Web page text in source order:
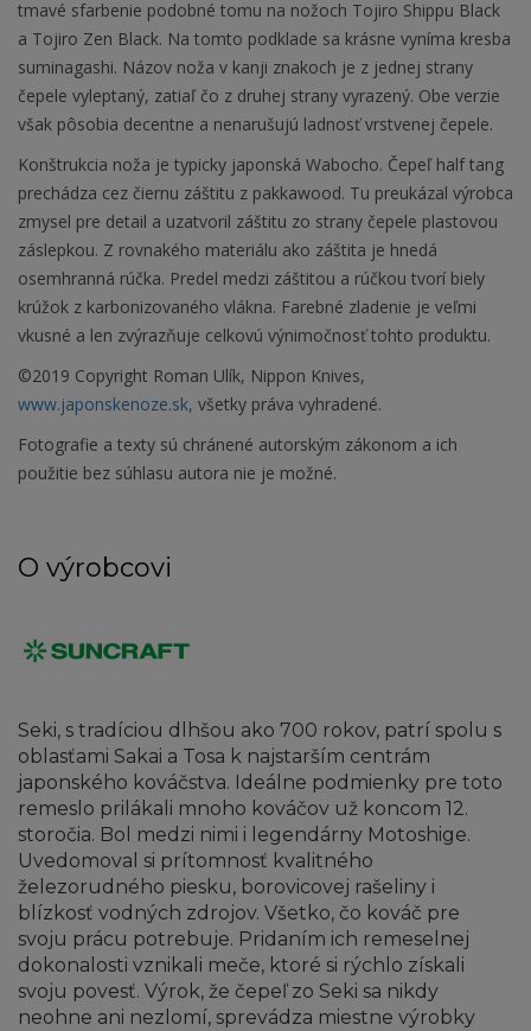
tmavé sfarbenie podobné tomu na nožoch Tojiro Shippu Black
a Tojiro Zen Black. Na tomto podklade sa krásne vyníma kresba
suminagashi. Názov noža v kanji znakoch je z jednej strany
čepele vyleptaný, zatiaľ čo z druhej strany vyrazený. Obe verzie
však pôsobia decentne a nenarušujú ladnosť vrstvenej čepele.
Konštrukcia noža je typicky japonská Wabocho. Čepeľ half tang
prechádza cez čiernu záštitu z pakkawood. Tu preukázal výrobca
zmysel pre detail a uzatvoril záštitu zo strany čepele plastovou
záslepkou. Z rovnakého materiálu ako záštita je hnedá
osemhranná rúčka. Predel medzi záštitou a rúčkou tvorí biely
krúžok z karbonizovaného vlákna. Farebné zladenie je veľmi
vkusné a len zvýrazňuje celkovú výnimočnosť tohto produktu.
©2019 Copyright Roman Ulík, Nippon Knives,
www.japonskenoze.sk, všetky práva vyhradené.
Fotografie a texty sú chránené autorským zákonom a ich
použitie bez súhlasu autora nie je možné.
O výrobcovi
Seki, s tradíciou dlhšou ako 700 rokov, patrí spolu s
oblasťami Sakai a Tosa k najstarším centrám
japonského kováčstva. Ideálne podmienky pre toto
remeslo prilákali mnoho kováčov už koncom 12.
storočia. Bol medzi nimi i legendárny Motoshige.
Uvedomoval si prítomnosť kvalitného
železorudného piesku, borovicovej rašeliny i
blízkosť vodných zdrojov. Všetko, čo kováč pre
svoju prácu potrebuje. Pridaním ich remeselnej
dokonalosti vznikali meče, ktoré si rýchlo získali
svoju povesť. Výrok, že čepeľ zo Seki sa nikdy
neohne ani nezlomí, sprevádza miestne výrobky